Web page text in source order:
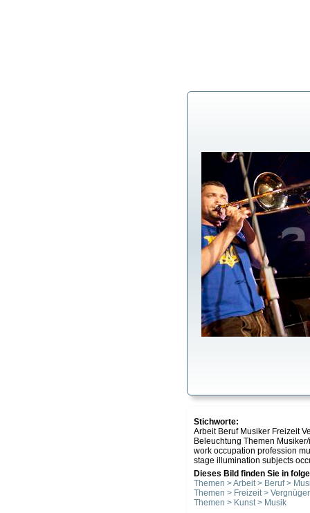
Stichworte:
Arbeit Beruf Musiker Freizeit
Beleuchtung Themen
work occupation profession
stage illumination subjects
Dieses Bild finden Sie in
Themen > Arbeit > Beruf >
Themen > Freizeit >
Themen > Kunst > Musik